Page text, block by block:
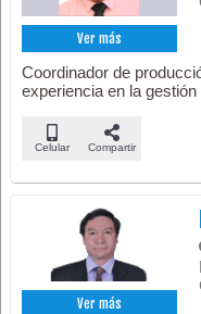
Ver más
Coordinador de
experiencia en la
Celular Compartir
Ver más